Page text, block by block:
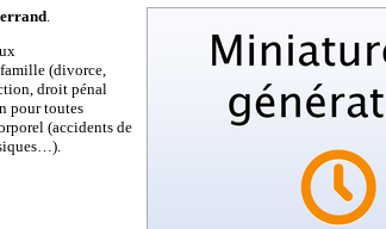
.
(divorce,
droit pénal
pour toutes
(accidents de